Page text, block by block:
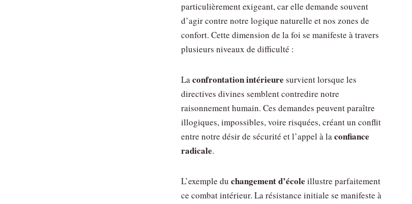
particulièrement exigeant, car elle demande souvent
d’agir contre notre logique naturelle et nos zones de
confort. Cette dimension de la foi se manifeste à travers
plusieurs niveaux de difficulté :
Laconfrontation intérieure survient lorsque les
directives divines semblent contredire notre
raisonnement humain. Ces demandes peuvent paraître
illogiques, impossibles, voire risquées, créant un conflit
entre notre désir de sécurité et l’appel à laconfiance
radicale.
L’exemple du changement d’école illustre parfaitement
ce combat intérieur. La résistance initiale se manifeste à